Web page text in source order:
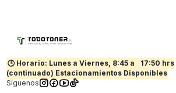
🕒 Horario: Lunes a Viernes, 8:45 a
17:50 hrs
(continuado) Estacionamientos Disponibles
Síguenos